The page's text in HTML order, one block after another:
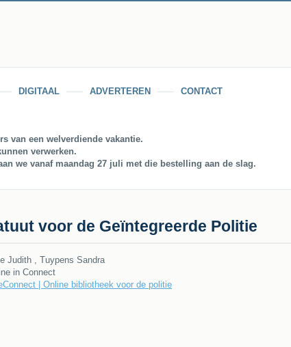
DIGITAAL ADVERTEREN CONTACT
van een welverdiende vakantie.
verwerken.
we vanaf maandag 27 juli met die bestelling aan de slag.
voor de Geïntegreerde Politie
Judith , Tuypens Sandra
in Connect
| Online bibliotheek voor de politie